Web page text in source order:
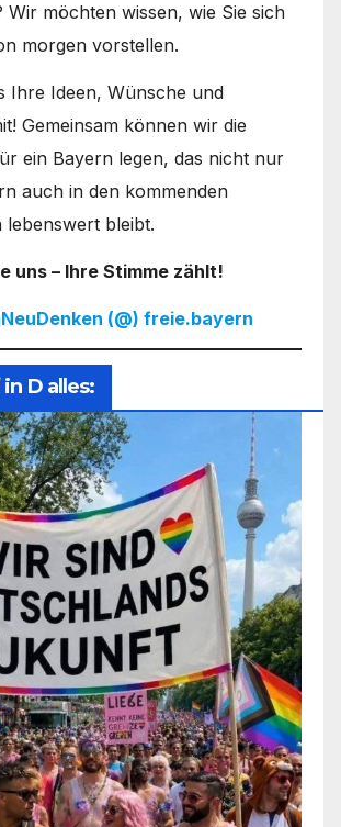
Wir möchten wissen, wie Sie sich
morgen vorstellen.
Ihre Ideen, Wünsche und
Gemeinsam können wir die
ein Bayern legen, das nicht nur
auch in den kommenden
lebenswert bleibt.
uns – Ihre Stimme zählt!
(@) freie.bayern
D alles: